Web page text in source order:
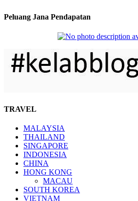
Peluang Jana Pendapatan
TRAVEL
MALAYSIA
THAILAND
SINGAPORE
INDONESIA
CHINA
HONG KONG
MACAU
SOUTH KOREA
VIETNAM